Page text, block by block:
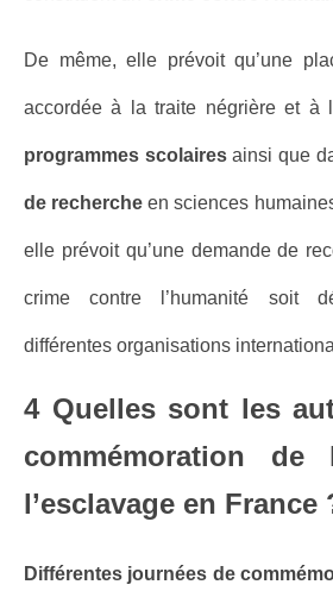
De même, elle prévoit qu’une
accordée à la traite négrière et à
programmes scolairesainsi que
de recherche en sciences
elle prévoit qu’une demande de
crime contre l’humanité soit
différentes organisations
4 Quelles sont les
commémoration de
l’esclavage en France
Différentes journées de